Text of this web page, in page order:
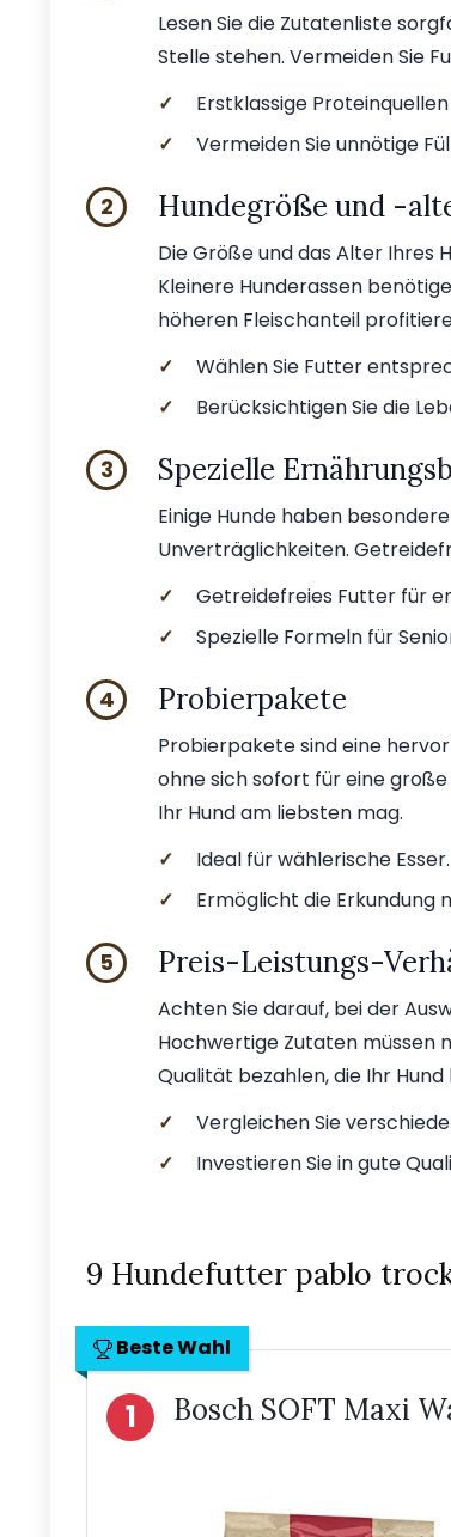
Lesen Sie die Zutatenliste
Stelle stehen. Vermeiden Sie
✓
Erstklassige
✓
Vermeiden Sie unnötige
2 Hundegröße und -
Die Größe und das Alter Ihres
Kleinere Hunderassen
höheren Fleischanteil
✓
Wählen Sie Futter
✓
Berücksichtigen Sie die
3 Spezielle
Einige Hunde haben
Unverträglichkeiten.
✓
Getreidefreies Futter für
✓
Spezielle Formeln für
4 Probierpakete
Probierpakete sind eine
ohne sich sofort für eine große
Ihr Hund am liebsten mag.
✓
Ideal für wählerische Esser.
✓
Ermöglicht die Erkundung
5 Preis-Leistungs-
Achten Sie darauf, bei der
Hochwertige Zutaten müssen
Qualität bezahlen, die Ihr
✓
Vergleichen Sie
✓
Investieren Sie in gute
9 Hundefutter pablo
Beste Wahl
1 Bosch SOFT Maxi